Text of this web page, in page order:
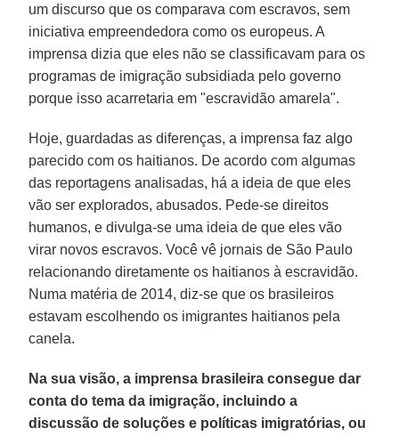
um discurso que os comparava com escravos, sem
iniciativa empreendedora como os europeus. A
imprensa dizia que eles não se classificavam para os
programas de imigração subsidiada pelo governo
porque isso acarretaria em "escravidão amarela".
Hoje, guardadas as diferenças, a imprensa faz algo
parecido com os haitianos. De acordo com algumas
das reportagens analisadas, há a ideia de que eles
vão ser explorados, abusados. Pede-se direitos
humanos, e divulga-se uma ideia de que eles vão
virar novos escravos. Você vê jornais de São Paulo
relacionando diretamente os haitianos à escravidão.
Numa matéria de 2014, diz-se que os brasileiros
estavam escolhendo os imigrantes haitianos pela
canela.
Na sua visão, a imprensa brasileira consegue dar
conta do tema da imigração, incluindo a
discussão de soluções e políticas imigratórias, ou